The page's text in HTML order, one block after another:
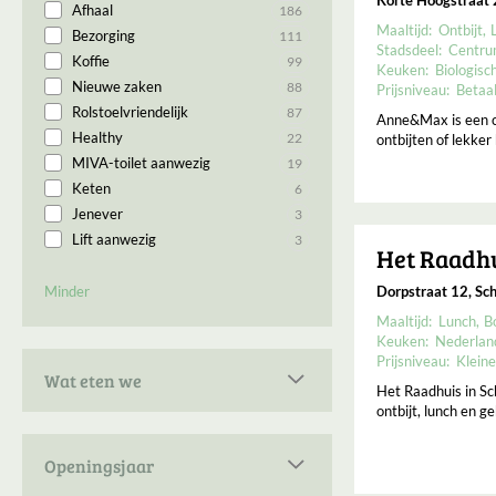
Vin nature 1
Modern 4
Rustig 4
Ambachtelijk 3
Goed verlicht 3
Levendig 3
Om te daten 3
Authentiek 2
Groot 2
Historisch 1
Hoog plafond 1
Intiem
Eethuis
Brasserie
Brouwerij/tapkamer
Minder
Afhaal 186
Bezorging 111
Koffie 99
Nieuwe zaken 88
Rolstoelvriendelijk 87
Healthy 22
MIVA-toilet aanwezig 19
Keten 6
Jenever 3
Lift aanwezig 3
Wat eten we
Borrelplank 2
Openingsjaar
Maaltijd: Ontbijt
Stadsdeel:
Keuken:
Prijsniveau:
Anne&Max is een
ontbijten of lekker
Het
Dorpstraat 12,
Maaltijd: Lunch
Keuken:
Prijsniveau:
Het Raadhuis in
ontbijt, lunch en